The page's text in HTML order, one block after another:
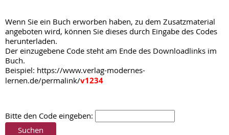
Wenn Sie ein Buch erworben haben, zu dem Zusatzmaterial
angeboten wird, können Sie dieses durch Eingabe des Codes
herunterladen.
Der einzugebene Code steht am Ende des Downloadlinks im
Buch.
Beispiel: https://www.verlag-modernes-
lernen.de/permalink/v1234
Bitte den Code eingeben: